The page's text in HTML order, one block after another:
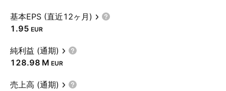
基本EPS (直近12ヶ月)
1.95 EUR
純利益 (通期)
‪128.98 M‬ EUR
売上高 (通期)